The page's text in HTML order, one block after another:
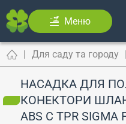
Меню
Для саду та городу
НАСАДКА ДЛЯ
КОНЕКТОРИ
ABS С TPR SIGMA